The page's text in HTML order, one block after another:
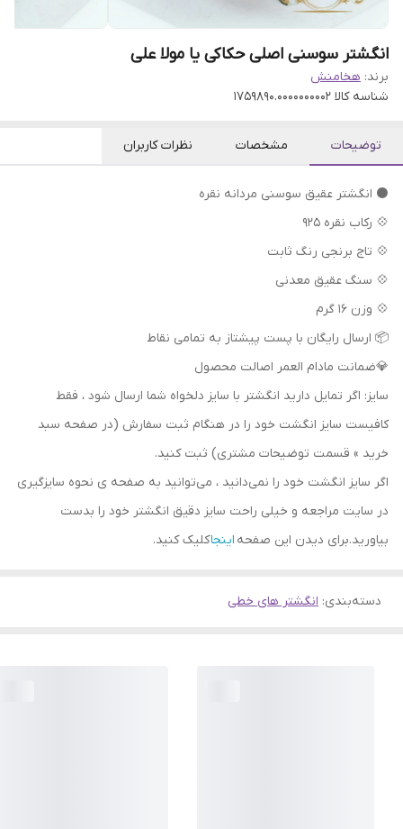
انگشتر سوسنی اصلی حکاکی یا مولا علی
برند: هخامنش
شناسه کالا 1759890.0000000002
توضیحات مشخصات نظرات کاربران
⚫ انگشتر عقیق سوسنی مردانه نقره
💠 رکاب نقره 925
💠 تاج برنجی رنگ ثابت
💠 سنگ عقیق معدنی
💠 وزن 16 گرم
📦 ارسال رایگان با پست پیشتاز به تمامی نقاط
💎ضمانت مادام العمر اصالت محصول
سایز: اگر تمایل دارید انگشتر با سایز دلخواه شما ارسال شود ، فقط
کافیست سایز انگشت خود را در هنگام ثبت سفارش (در صفحه سبد
خرید » قسمت توضیحات مشتری) ثبت کنید.
اگر سایز انگشت خود را نمی‌دانید ، می‌توانید به صفحه ی نحوه سایزگیری
در سایت مراجعه و خیلی راحت سایز دقیق انگشتر خود را بدست
بیاورید.برای دیدن این صفحه اینجاکلیک کنید.
دسته‌بندی: انگشتر های خطی